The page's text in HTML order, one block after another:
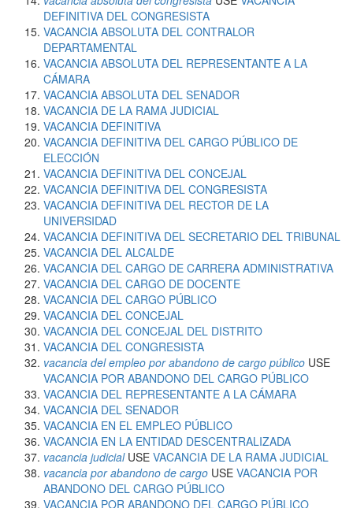
DEFINITIVA DEL CONGRESISTA
VACANCIA ABSOLUTA DEL CONTRALOR
DEPARTAMENTAL
VACANCIA ABSOLUTA DEL REPRESENTANTE A LA
CÁMARA
VACANCIA ABSOLUTA DEL SENADOR
VACANCIA DE LA RAMA JUDICIAL
VACANCIA DEFINITIVA
VACANCIA DEFINITIVA DEL CARGO PÚBLICO DE
ELECCIÓN
VACANCIA DEFINITIVA DEL CONCEJAL
VACANCIA DEFINITIVA DEL CONGRESISTA
VACANCIA DEFINITIVA DEL RECTOR DE LA
UNIVERSIDAD
VACANCIA DEFINITIVA DEL SECRETARIO DEL TRIBUNAL
VACANCIA DEL ALCALDE
VACANCIA DEL CARGO DE CARRERA ADMINISTRATIVA
VACANCIA DEL CARGO DE DOCENTE
VACANCIA DEL CARGO PÚBLICO
VACANCIA DEL CONCEJAL
VACANCIA DEL CONCEJAL DEL DISTRITO
VACANCIA DEL CONGRESISTA
vacancia del empleo por abandono de cargo público USE
VACANCIA POR ABANDONO DEL CARGO PÚBLICO
VACANCIA DEL REPRESENTANTE A LA CÁMARA
VACANCIA DEL SENADOR
VACANCIA EN EL EMPLEO PÚBLICO
VACANCIA EN LA ENTIDAD DESCENTRALIZADA
vacancia judicialUSE VACANCIA DE LA RAMA JUDICIAL
vacancia por abandono de cargo USE VACANCIA POR
ABANDONO DEL CARGO PÚBLICO
VACANCIA POR ABANDONO DEL CARGO PÚBLICO